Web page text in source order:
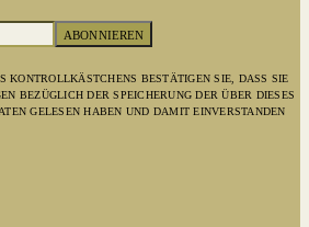
ABONNIEREN
KONTROLLKÄSTCHENS BESTÄTIGEN SIE, DASS SIE
BEZÜGLICH DER SPEICHERUNG DER ÜBER DIESES
GELESEN HABEN UND DAMIT EINVERSTANDEN